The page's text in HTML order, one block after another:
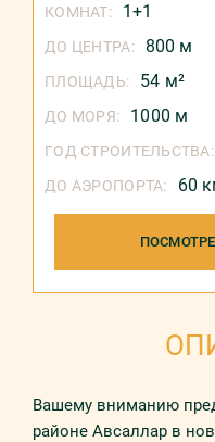
КОМНАТ: 1+1
ДО ЦЕНТРА: 800 м
ПЛОЩАДЬ: 54 м²
ДО МОРЯ: 1000 м
ГОД СТРОИТЕЛЬСТВА:
ДО АЭРОПОРТА: 60
Вашему вниманию
районе Авсаллар в